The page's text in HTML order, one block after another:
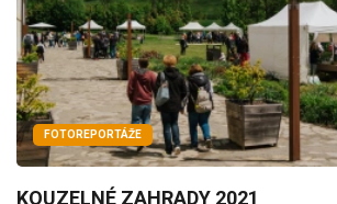
FOTOREPORTÁŽE
KOUZELNÉ ZAHRADY 2021